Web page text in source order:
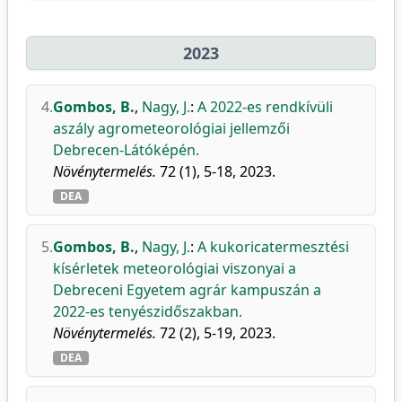
2023
4.Gombos, B., Nagy, J.: A 2022-es rendkívüli
aszály agrometeorológiai jellemzői
Debrecen-Látóképén.
Növénytermelés. 72 (1), 5-18, 2023.
DEA
5.Gombos, B., Nagy, J.: A kukoricatermesztési
kísérletek meteorológiai viszonyai a
Debreceni Egyetem agrár kampuszán a
2022-es tenyészidőszakban.
Növénytermelés. 72 (2), 5-19, 2023.
DEA